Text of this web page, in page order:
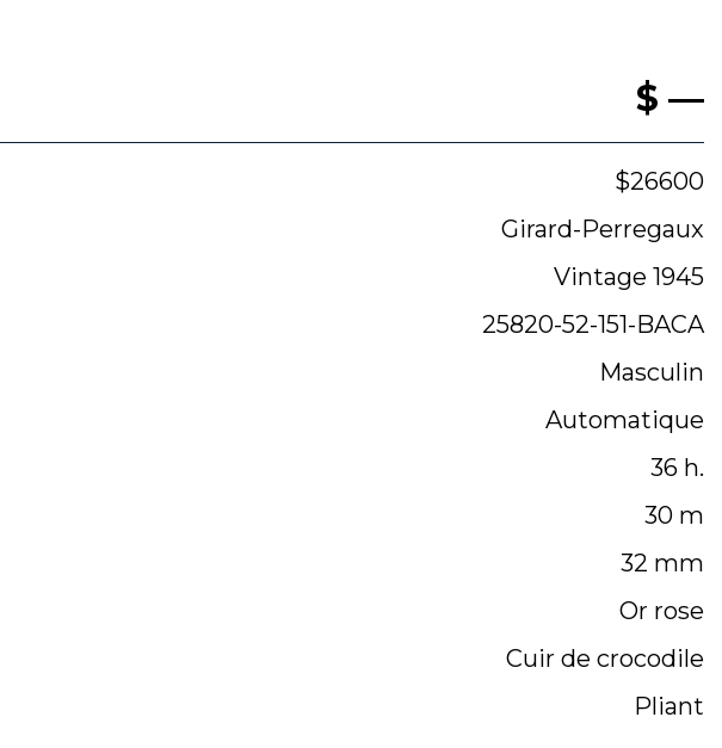
$ —
$26600
Girard-Perregaux
Vintage 1945
25820-52-151-BACA
Masculin
Automatique
36 h.
30 m
32 mm
Or rose
Cuir de crocodile
Pliant